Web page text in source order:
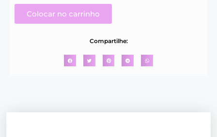
Colocar no carrinho
Compartilhe: